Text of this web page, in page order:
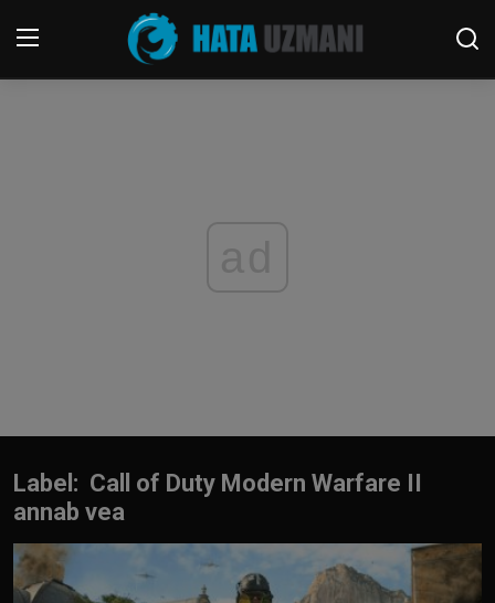
Mäng
FORUM
Label: Call of Duty Modern Warfare II
annab vea